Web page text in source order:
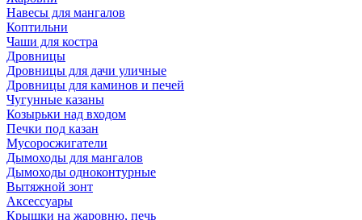
Навесы для мангалов
Коптильни
Чаши для костра
Дровницы
Дровницы для дачи уличные
Дровницы для каминов и печей
Чугунные казаны
Козырьки над входом
Печки под казан
Мусоросжигатели
Дымоходы для мангалов
Дымоходы одноконтурные
Вытяжной зонт
Аксессуары
Крышки на жаровню, печь